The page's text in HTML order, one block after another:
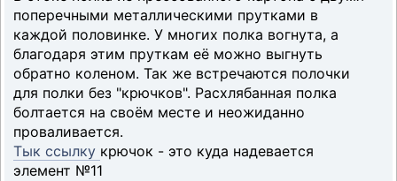
поперечными металлическими прутками в
каждой половинке. У многих полка вогнута, а
благодаря этим пруткам её можно выгнуть
обратно коленом. Так же встречаются полочки
для полки без "крючков". Расхлябанная полка
болтается на своём месте и неожиданно
проваливается.
Тык ссылку крючок - это куда надевается
элемент №11